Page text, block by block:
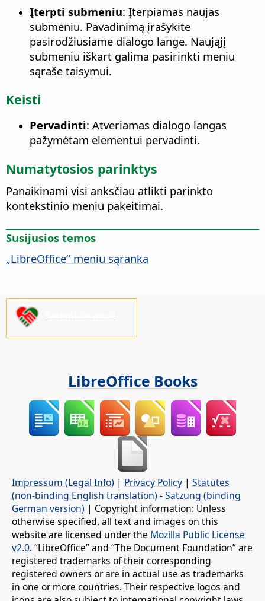
Įterpti submeniu: Įterpiamas naujas
submeniu. Pavadinimą įrašykite
pasirodžiusiame dialogo lange. Naująjį
submeniu iškart galima pasirinkti meniu
sąraše taisymui.
Keisti
Pervadinti: Atveriamas dialogo langas
pažymėtam elementui pervadinti.
Numatytosios parinktys
Panaikinami visi anksčiau atlikti parinkto
kontekstinio meniu pakeitimai.
Susijusios temos
„LibreOffice“ meniu sąranka
LibreOffice Books
Impressum (Legal Info) | Privacy Policy | Statutes
(non-binding English translation) -Satzung (binding
German version) | Copyright information: Unless
otherwise specified, all text and images on this
website are licensed under the Mozilla Public License
v2.0. “LibreOffice” and “The Document Foundation” are
registered trademarks of their corresponding
registered owners or are in actual use as trademarks
in one or more countries. Their respective logos and